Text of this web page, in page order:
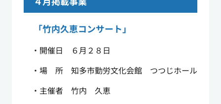
「竹内久恵コンサート」
・開催日 ６月２８日
・場 所 知多市勤労文化会館 つつじホール
・主催者 竹内 久恵